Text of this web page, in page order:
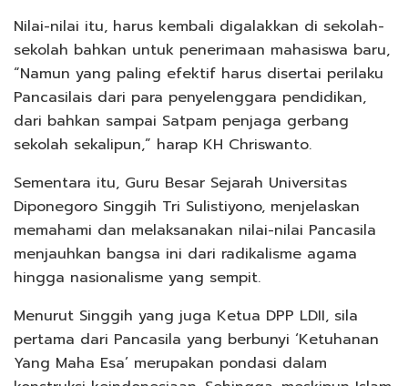
Nilai-nilai itu, harus kembali digalakkan di sekolah-
sekolah bahkan untuk penerimaan mahasiswa baru,
“Namun yang paling efektif harus disertai perilaku
Pancasilais dari para penyelenggara pendidikan,
dari bahkan sampai Satpam penjaga gerbang
sekolah sekalipun,” harap KH Chriswanto.
Sementara itu, Guru Besar Sejarah Universitas
Diponegoro Singgih Tri Sulistiyono, menjelaskan
memahami dan melaksanakan nilai-nilai Pancasila
menjauhkan bangsa ini dari radikalisme agama
hingga nasionalisme yang sempit.
Menurut Singgih yang juga Ketua DPP LDII, sila
pertama dari Pancasila yang berbunyi ‘Ketuhanan
Yang Maha Esa’ merupakan pondasi dalam